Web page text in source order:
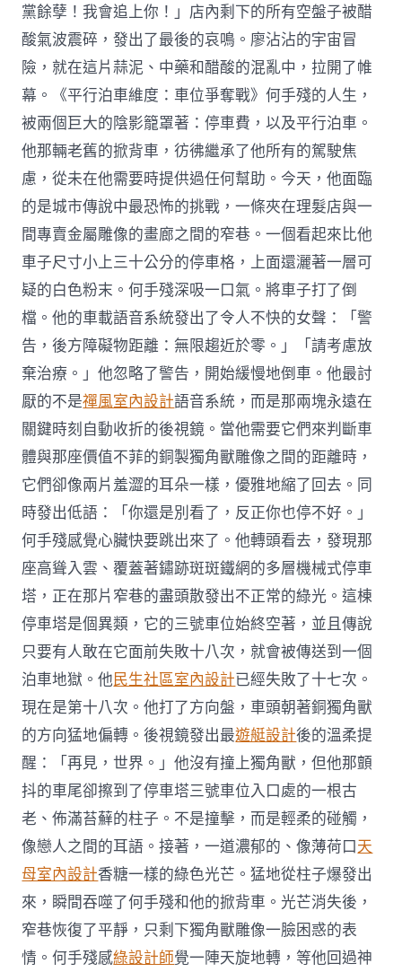
黨餘孽！我會追上你！」店內剩下的所有空盤子被醋
酸氣波震碎，發出了最後的哀鳴。廖沾沾的宇宙冒
險，就在這片蒜泥、中藥和醋酸的混亂中，拉開了帷
幕。《平行泊車維度：車位爭奪戰》何手殘的人生，
被兩個巨大的陰影籠罩著：停車費，以及平行泊車。
他那輛老舊的掀背車，彷彿繼承了他所有的駕駛焦
慮，從未在他需要時提供過任何幫助。今天，他面臨
的是城市傳說中最恐怖的挑戰，一條夾在理髮店與一
間專賣金屬雕像的畫廊之間的窄巷。一個看起來比他
車子尺寸小上三十公分的停車格，上面還灑著一層可
疑的白色粉末。何手殘深吸一口氣。將車子打了倒
檔。他的車載語音系統發出了令人不快的女聲：「警
告，後方障礙物距離：無限趨近於零。」「請考慮放
棄治療。」他忽略了警告，開始緩慢地倒車。他最討
厭的不是禪風室內設計語音系統，而是那兩塊永遠在
關鍵時刻自動收折的後視鏡。當他需要它們來判斷車
體與那座價值不菲的銅製獨角獸雕像之間的距離時，
它們卻像兩片羞澀的耳朵一樣，優雅地縮了回去。同
時發出低語：「你還是別看了，反正你也停不好。」
何手殘感覺心臟快要跳出來了。他轉頭看去，發現那
座高聳入雲、覆蓋著鏽跡斑斑鐵網的多層機械式停車
塔，正在那片窄巷的盡頭散發出不正常的綠光。這棟
停車塔是個異類，它的三號車位始終空著，並且傳說
只要有人敢在它面前失敗十八次，就會被傳送到一個
泊車地獄。他民生社區室內設計已經失敗了十七次。
現在是第十八次。他打了方向盤，車頭朝著銅獨角獸
的方向猛地偏轉。後視鏡發出最遊艇設計後的溫柔提
醒：「再見，世界。」他沒有撞上獨角獸，但他那顫
抖的車尾卻擦到了停車塔三號車位入口處的一根古
老、佈滿苔蘚的柱子。不是撞擊，而是輕柔的碰觸，
像戀人之間的耳語。接著，一道濃郁的、像薄荷口天
母室內設計香糖一樣的綠色光芒。猛地從柱子爆發出
來，瞬間吞噬了何手殘和他的掀背車。光芒消失後，
窄巷恢復了平靜，只剩下獨角獸雕像一臉困惑的表
情。何手殘感綠設計師覺一陣天旋地轉，等他回過神